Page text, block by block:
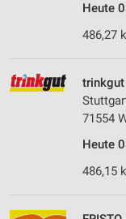
Heute
486,27
trinkgut
71554
Heute
486,15